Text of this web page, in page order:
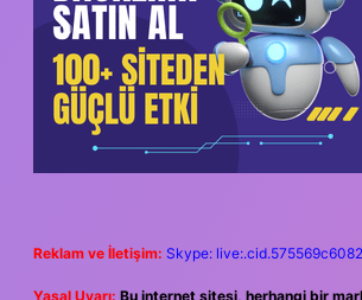
Reklam ve İletişim: Skype:
Yasal Uyarı: Bu internet sitesi, herhangi bir